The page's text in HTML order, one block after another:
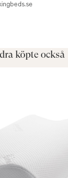
köpte också